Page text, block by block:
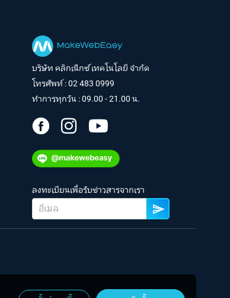
บริษัท คลิกเน็กซ์ เทคโนโลยี จำกัด
โทรศัพท์ :02 483 0999
ทำการทุกวัน : 09.00 - 21.00 น.
ลงทะเบียนเพื่อรับข่าวสารจากเรา